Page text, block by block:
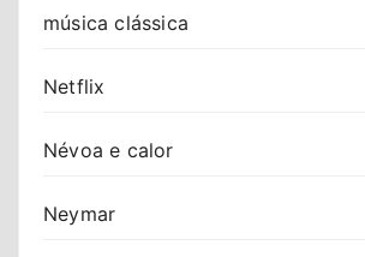
música clássica
Netflix
Névoa e calor
Neymar